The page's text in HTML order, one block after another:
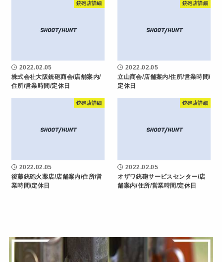
銃砲店詳細
2022.02.05
株式会社大阪銃砲商会/店舗案内/
住所/営業時間/定休日
銃砲店詳細
2022.02.05
立山商会/店舗案内/住所/営業時間/
定休日
銃砲店詳細
2022.02.05
後藤銃砲火薬店/店舗案内/住所/営
業時間/定休日
銃砲店詳細
2022.02.05
オザワ銃砲サービスセンター/店
舗案内/住所/営業時間/定休日